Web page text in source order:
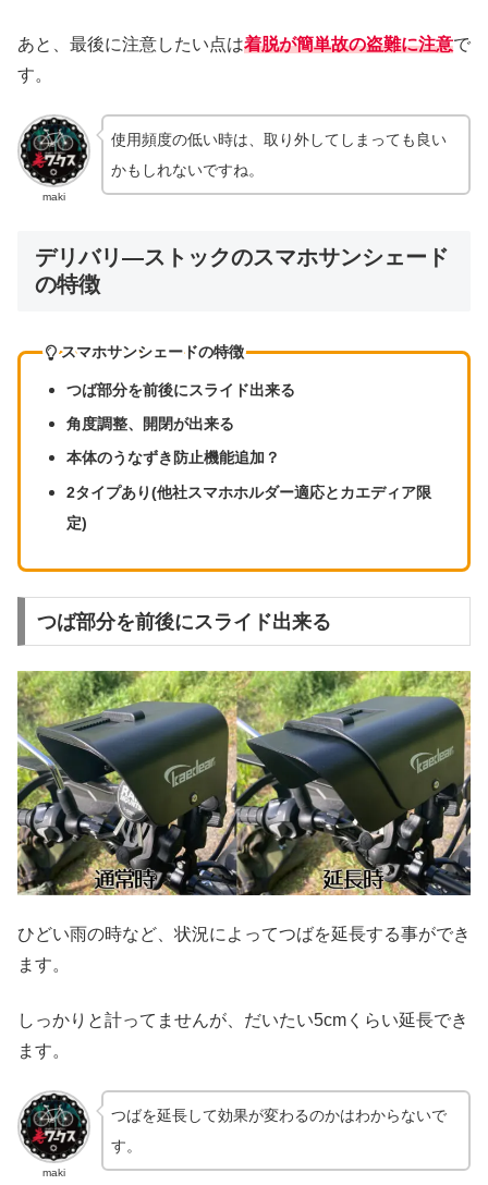
あと、最後に注意したい点は着脱が簡単故の盗難に注意で
す。
maki
使用頻度の低い時は、取り外してしまっても良い
かもしれないですね。
デリバリ―ストックのスマホサンシェード
の特徴
スマホサンシェードの特徴
つば部分を前後にスライド出来る
角度調整、開閉が出来る
本体のうなずき防止機能追加？
2タイプあり(他社スマホホルダー適応とカエディア限
定)
つば部分を前後にスライド出来る
ひどい雨の時など、状況によってつばを延長する事ができ
ます。
しっかりと計ってませんが、だいたい5cmくらい延長でき
ます。
maki
つばを延長して効果が変わるのかはわからないで
す。